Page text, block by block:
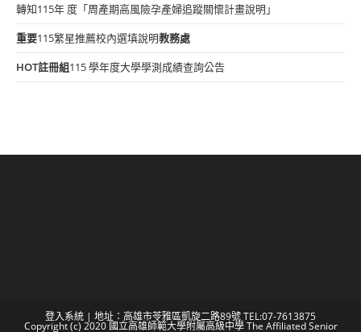
轉知115年 度「周產期高風險孕產婦追蹤關懷計畫說明」
重要115繁星推薦校內選填說明教務處
HOT註冊組115 學年度大學學測成績查詢公告
登入系統 | 地址：高雄市苓雅區凱旋二路89號 TEL:07-7613875
Copyright (c) 2020 國立高雄師範大學附屬高級中學 The Affiliated Senior